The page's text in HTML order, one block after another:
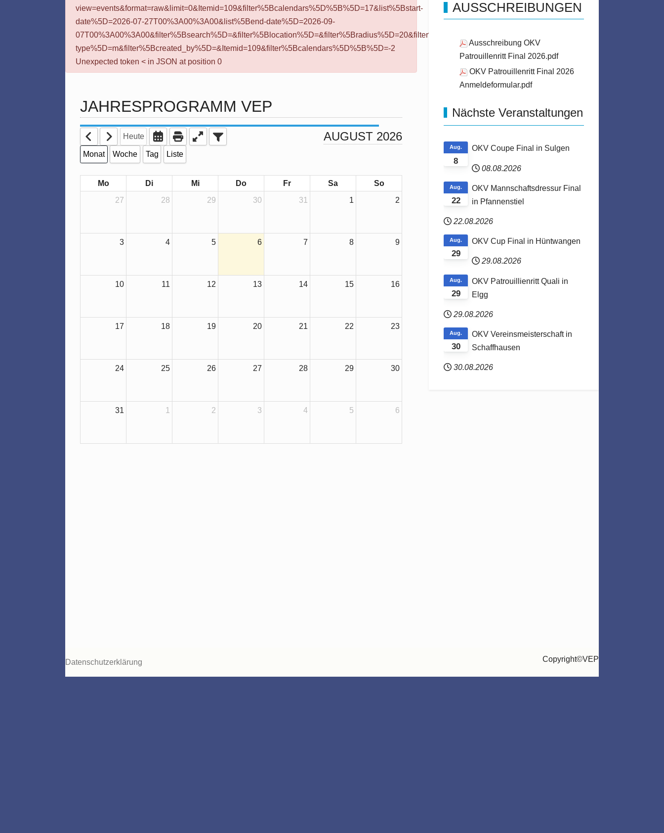
view=events&format=raw&limit=0&Itemid=109&filter%5Bcalendars%5D%5B%5D=17&list%5Bstart-
date%5D=2026-07-27T00%3A00%3A00&list%5Bend-date%5D=2026-09-
07T00%3A00%3A00&filter%5Bsearch%5D=&filter%5Blocation%5D=&filter%5Bradius%5D=20&filter%5Blength-
type%5D=m&filter%5Bcreated_by%5D=&Itemid=109&filter%5Bcalendars%5D%5B%5D=-2
Unexpected token < in JSON at position 0
JAHRESPROGRAMM VEP
Heute AUGUST 2026
Monat Woche Tag Liste
Mo Di Mi Do Fr Sa
So
27
28 29 30 31 1 2
3 4 5 6 7 8 9
10 11 12 13 14 15 16
17 18 19 20 21 22 23
24 25 26 27 28 29 30
31 1 2 3 4 5 6
AUSSCHREIBUNGEN
Ausschreibung OKV
Patrouillenritt Final 2026.pdf
OKV Patrouillenritt Final 2026
Anmeldeformular.pdf
Nächste Veranstaltungen
8
Aug. OKV Coupe Final in Sulgen
08.08.2026
22
Aug.
OKV Mannschaftsdressur Final
in Pfannenstiel
22.08.2026
29
Aug. OKV Cup Final in Hüntwangen
29.08.2026
29
Aug.
OKV Patrouillienritt Quali in
Elgg
29.08.2026
30
Aug.
OKV Vereinsmeisterschaft in
Schaffhausen
30.08.2026
Datenschutzerklärung Copyright©VEP